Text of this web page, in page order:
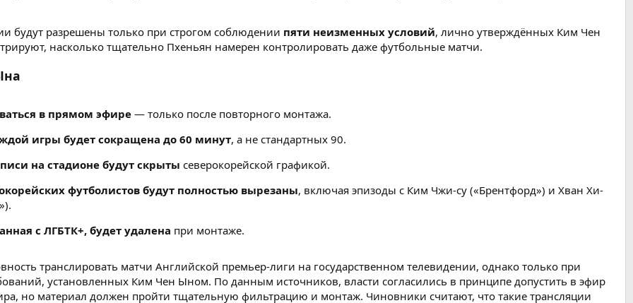
будут разрешены только при строгом соблюдении пяти неизменных условий, лично утверждённых Ким Чен
насколько тщательно Пхеньян намерен контролировать даже футбольные матчи.
в прямом эфире— только после повторного монтажа.
игры будет сокращена до 60 минут, а не стандартных 90.
на стадионе будут скрыты северокорейской графикой.
футболистов будут полностью вырезаны, включая эпизоды с Ким Чжи-су («Брентфорд») и Хван Хи-
с ЛГБТК+, будет удалена при монтаже.
транслировать матчи Английской премьер-лиги на государственном телевидении, однако только при
установленных Ким Чен Ыном. По данным источников, власти согласились в принципе допустить в эфир
но материал должен пройти тщательную фильтрацию и монтаж. Чиновники считают, что такие трансляции